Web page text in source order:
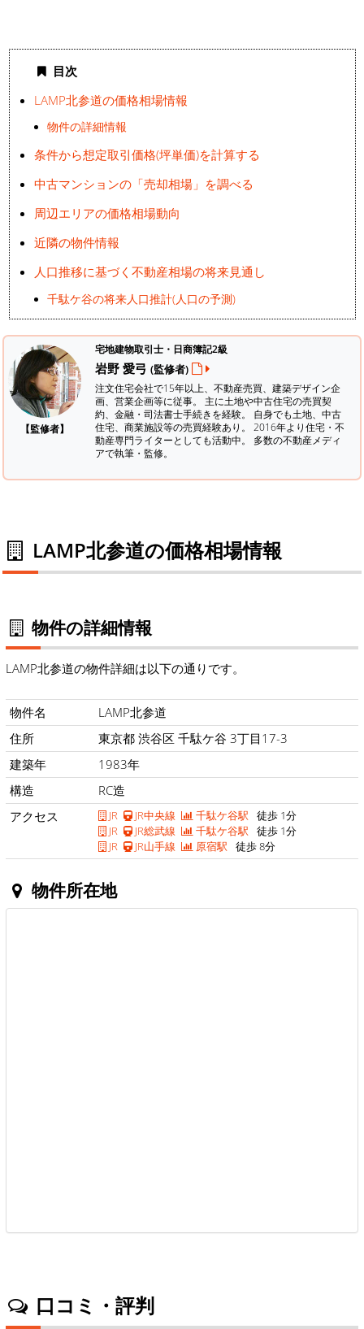
目次
LAMP北参道の価格相場情報
物件の詳細情報
条件から想定取引価格(坪単価)を計算する
中古マンションの「売却相場」を調べる
周辺エリアの価格相場動向
近隣の物件情報
人口推移に基づく不動産相場の将来見通し
千駄ケ谷の将来人口推計(人口の予測)
【監修者】
宅地建物取引士・日商簿記2級
岩野 愛弓 (監修者)
注文住宅会社で15年以上、不動産売買、建築デザイン企
画、営業企画等に従事。 主に土地や中古住宅の売買契
約、金融・司法書士手続きを経験。 自身でも土地、中古
住宅、商業施設等の売買経験あり。 2016年より住宅・不
動産専門ライターとしても活動中。 多数の不動産メディ
アで執筆・監修。
LAMP北参道の価格相場情報
物件の詳細情報
LAMP北参道の物件詳細は以下の通りです。
物件名
LAMP北参道
住所
東京都 渋谷区 千駄ケ谷 3丁目17-3
建築年
1983年
構造
RC造
アクセス
JR JR中央線 千駄ケ谷駅 徒歩 1分
JR
JR総武線 千駄ケ谷駅 徒歩 1分
JR
JR山手線 原宿駅 徒歩 8分
物件所在地
口コミ・評判